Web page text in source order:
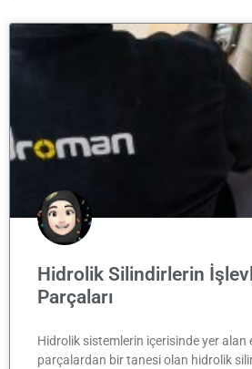
Hidrolik Silindirlerin
Parçaları
Hidrolik sistemlerin içerisinde yer alan
parçalardan bir tanesi olan hidrolik